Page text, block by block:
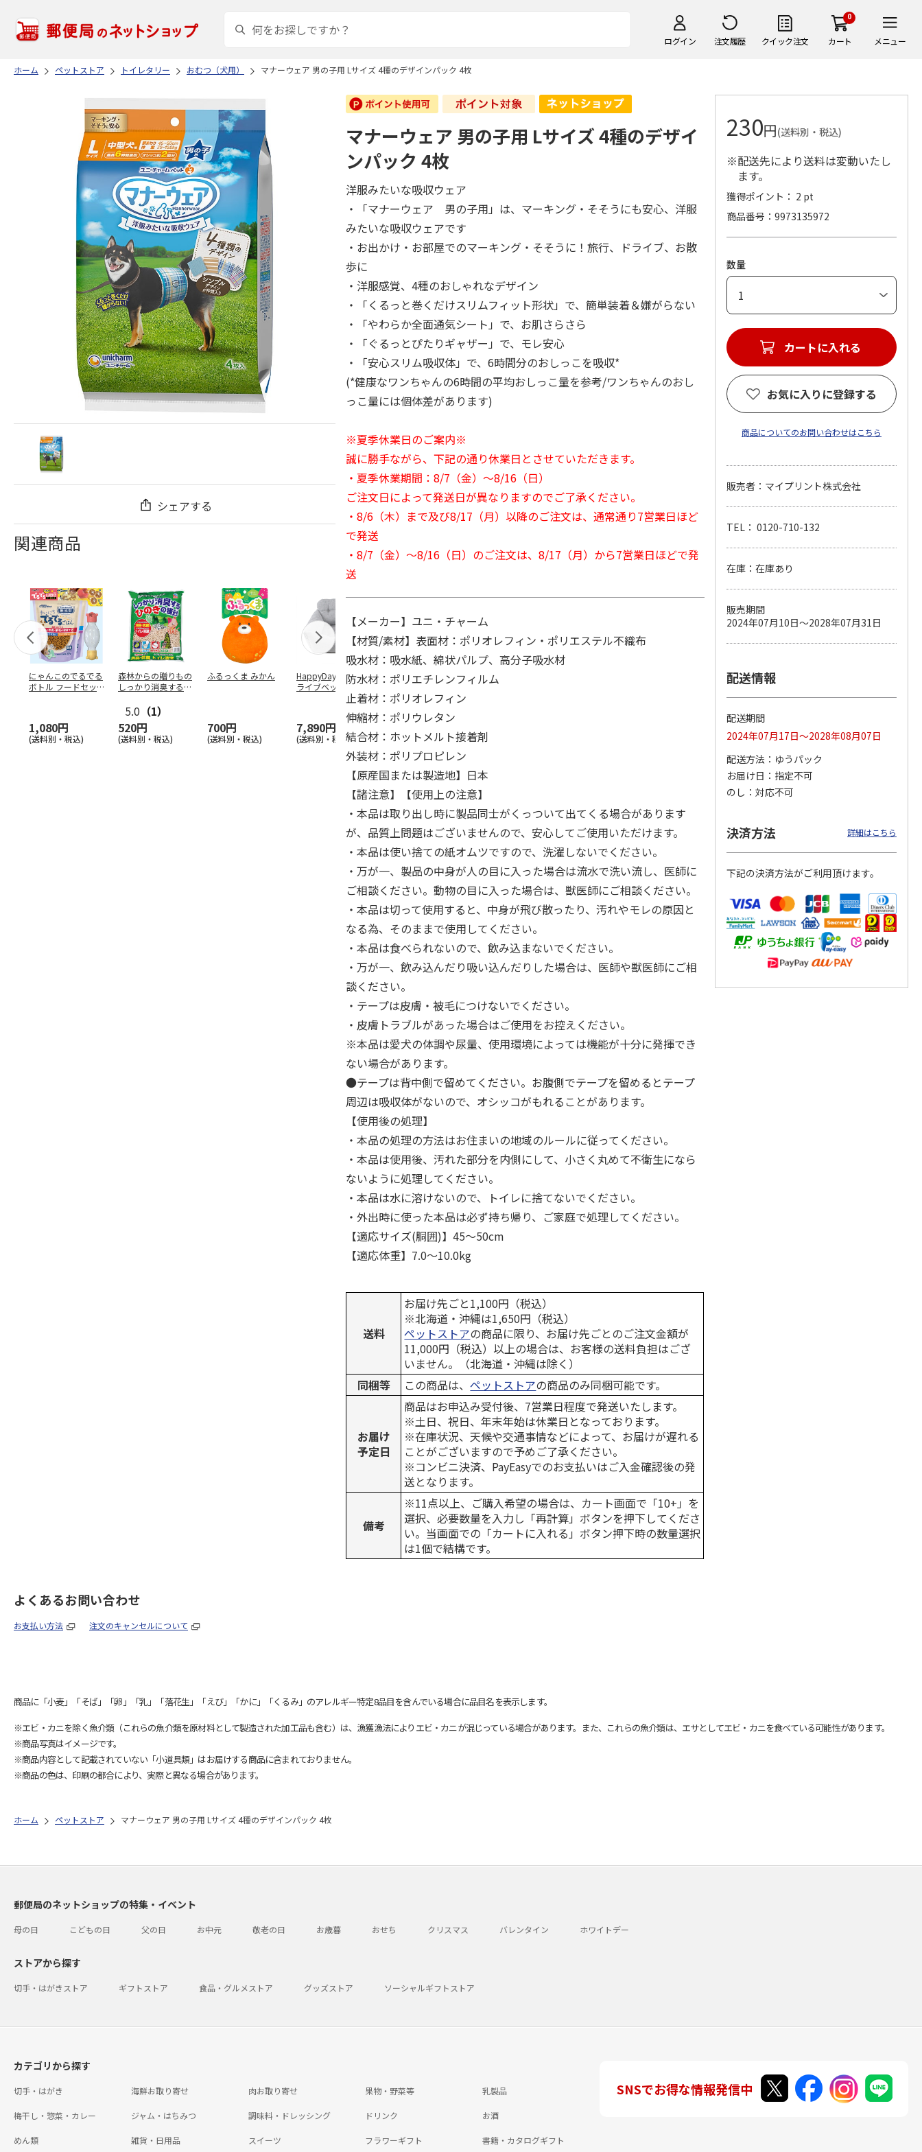
ログイン 注文履歴 クイック注文
0
カート メニュー
ホーム ペットストア トイレタリー おむつ（犬用） マナーウェア 男の子用 Lサイズ 4種のデザインパック 4枚
シェアする
関連商品
にゃんこのでるでる
ボトル フードセッ
1,080円
(送料別・税込)
森林からの贈りもの
しっかり消臭するひ
5.0 （1）
520円
(送料別・税込)
ふるっくま みかん
700円
(送料別・税込)
HappyDays 2wayド
ライブベッド グレ
7,890円
(送料別・税込)
獣医師開発 ニオイ
をとる砂専用 猫ト
イレ ナチュラルグ
1,550円
(送料別・税込)
デオトイレ 飛び散
らない消臭・抗菌サ
1,320円
(送料別・税込)
ペット線香 虹のか
なた フルーティフ
ローラルの香り
590円
(送料別・税込)
えBOX とりささ…
380円
(送料別・税込)
マナーウェア 男の子用 Lサイズ 4種のデザイ
ンパック 4枚
洋服みたいな吸収ウェア
・「マナーウェア 男の子用」は、マーキング・そそうにも安心、洋服
みたいな吸収ウェアです
・お出かけ・お部屋でのマーキング・そそうに！旅行、ドライブ、お散
歩に
・洋服感覚、4種のおしゃれなデザイン
・「くるっと巻くだけスリムフィット形状」で、簡単装着＆嫌がらない
・「やわらか全面通気シート」で、お肌さらさら
・「ぐるっとぴたりギャザー」で、モレ安心
・「安心スリム吸収体」で、6時間分のおしっこを吸収*
(*健康なワンちゃんの6時間の平均おしっこ量を参考/ワンちゃんのおし
っこ量には個体差があります)
※夏季休業日のご案内※
誠に勝手ながら、下記の通り休業日とさせていただきます。
・夏季休業期間：8/7（金）～8/16（日）
ご注文日によって発送日が異なりますのでご了承ください。
・8/6（木）まで及び8/17（月）以降のご注文は、通常通り7営業日ほど
で発送
・8/7（金）～8/16（日）のご注文は、8/17（月）から7営業日ほどで発
送
【メーカー】ユニ・チャーム
【材質/素材】表面材：ポリオレフィン・ポリエステル不織布
吸水材：吸水紙、綿状パルプ、高分子吸水材
防水材：ポリエチレンフィルム
止着材：ポリオレフィン
伸縮材：ポリウレタン
結合材：ホットメルト接着剤
外装材：ポリプロピレン
【原産国または製造地】日本
【諸注意】【使用上の注意】
・本品は取り出し時に製品同士がくっついて出てくる場合があります
が、品質上問題はございませんので、安心してご使用いただけます。
・本品は使い捨ての紙オムツですので、洗濯しないでください。
・万が一、製品の中身が人の目に入った場合は流水で洗い流し、医師に
ご相談ください。動物の目に入った場合は、獣医師にご相談ください。
・本品は切って使用すると、中身が飛び散ったり、汚れやモレの原因と
なる為、そのままで使用してください。
・本品は食べられないので、飲み込まないでください。
・万が一、飲み込んだり吸い込んだりした場合は、医師や獣医師にご相
談ください。
・テープは皮膚・被毛につけないでください。
・皮膚トラブルがあった場合はご使用をお控えください。
※本品は愛犬の体調や尿量、使用環境によっては機能が十分に発揮でき
ない場合があります。
●テープは背中側で留めてください。お腹側でテープを留めるとテープ
周辺は吸収体がないので、オシッコがもれることがあります。
【使用後の処理】
・本品の処理の方法はお住まいの地域のルールに従ってください。
・本品は使用後、汚れた部分を内側にして、小さく丸めて不衛生になら
ないように処理してください。
・本品は水に溶けないので、トイレに捨てないでください。
・外出時に使った本品は必ず持ち帰り、ご家庭で処理してください。
【適応サイズ(胴囲)】45～50cm
【適応体重】7.0～10.0kg
送料
お届け先ごと1,100円（税込）
※北海道・沖縄は1,650円（税込）
ペットストアの商品に限り、お届け先ごとのご注文金額が
11,000円（税込）以上の場合は、お客様の送料負担はござ
いません。（北海道・沖縄は除く）
同梱等
この商品は、ペットストアの商品のみ同梱可能です。
お届け
予定日
商品はお申込み受付後、7営業日程度で発送いたします。
※土日、祝日、年末年始は休業日となっております。
※在庫状況、天候や交通事情などによって、お届けが遅れる
ことがございますので予めご了承ください。
※コンビニ決済、PayEasyでのお支払いはご入金確認後の発
送となります。
備考
※11点以上、ご購入希望の場合は、カート画面で「10+」を
選択、必要数量を入力し「再計算」ボタンを押下してくださ
い。当画面での「カートに入れる」ボタン押下時の数量選択
は1個で結構です。
230円(送料別・税込)
※配送先により送料は変動いたし
ます。
獲得ポイント： 2 pt
商品番号
9973135972
数量
カートに入れる
お気に入りに登録する
商品についてのお問い合わせはこちら
販売者：マイプリント株式会社
TEL： 0120-710-132
在庫：在庫あり
販売期間
2024年07月10日～2028年07月31日
配送情報
配送期間
2024年07月17日～2028年08月07日
配送方法
ゆうパック
お届け日
指定不可
のし
対応不可
決済方法 詳細はこちら
下記の決済方法がご利用頂けます。
よくあるお問い合わせ
お支払い方法 注文のキャンセルについて
商品に「小麦」「そば」「卵」「乳」「落花生」「えび」「かに」「くるみ」のアレルギー特定8品目を含んでいる場合に品目名を表示します。
※エビ・カニを除く魚介類（これらの魚介類を原材料として製造された加工品も含む）は、漁獲漁法によりエビ・カニが混じっている場合があります。また、これらの魚介類は、エサとしてエビ・カニを食べている可能性があります。
※商品写真はイメージです。
※商品内容として記載されていない「小道具類」はお届けする商品に含まれておりません。
※商品の色は、印刷の都合により、実際と異なる場合があります。
ホーム ペットストア マナーウェア 男の子用 Lサイズ 4種のデザインパック 4枚
郵便局のネットショップの特集・イベント
母の日 こどもの日 父の日 お中元 敬老の日 お歳暮 おせち クリスマス バレンタイン ホワイトデー
ストアから探す
切手・はがきストア ギフトストア 食品・グルメストア グッズストア ソーシャルギフトストア
カテゴリから探す
切手・はがき 海鮮お取り寄せ 肉お取り寄せ 果物・野菜等 乳製品
梅干し・惣菜・カレー ジャム・はちみつ 調味料・ドレッシング ドリンク お酒
めん類 雑貨・日用品 スイーツ フラワーギフト 書籍・カタログギフト
SNSでお得な情報発信中